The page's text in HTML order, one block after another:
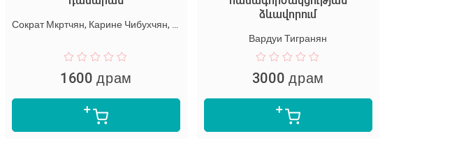
1600 драм
ձևավորում
Вардуи Тигранян
3000 драм